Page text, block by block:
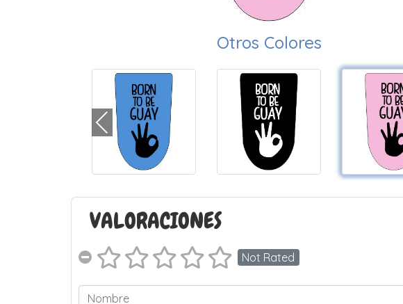
Otros Colores
VALORACIONES
Not Rated